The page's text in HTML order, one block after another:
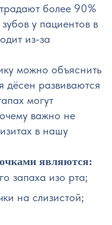
более 90%
у пациентов в
из-за
можно объяснить
дёсен развиваются
могут
важно не
в нашу
являются:
запаха изо рта;
на слизистой;